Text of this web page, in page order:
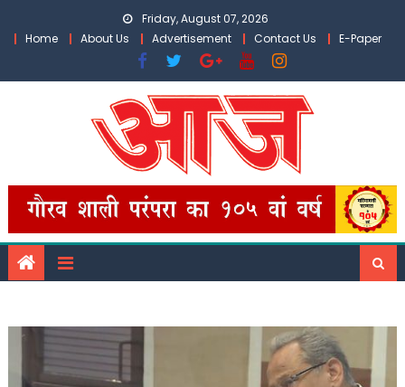
Friday, August 07, 2026
Home
About Us Advertisement Contact Us E-Paper